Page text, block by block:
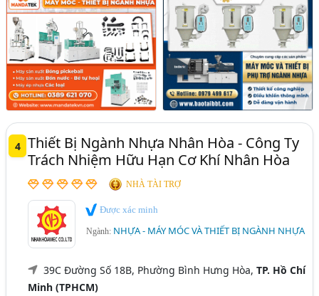
4 Thiết Bị Ngành Nhựa Nhân Hòa - Công Ty
Trách Nhiệm Hữu Hạn Cơ Khí Nhân Hòa
NHÀ TÀI TRỢ
Được xác minh
Ngành: NHỰA - MÁY MÓC VÀ THIẾT BỊ NGÀNH NHỰA
39C Đường Số 18B, Phường Bình Hưng Hòa,TP. Hồ Chí
Minh (TPHCM)